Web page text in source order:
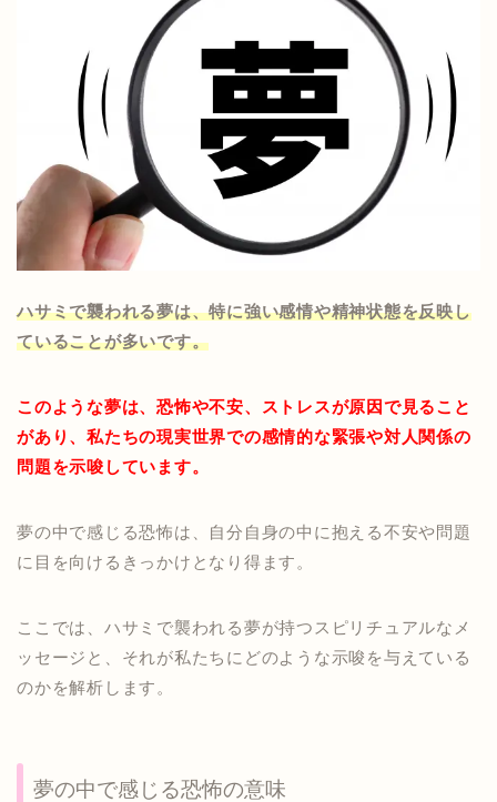
ハサミで襲われる夢は、特に強い感情や精神状態を反映し
ていることが多いです。
このような夢は、恐怖や不安、ストレスが原因で見ること
があり、私たちの現実世界での感情的な緊張や対人関係の
問題を示唆しています。
夢の中で感じる恐怖は、自分自身の中に抱える不安や問題
に目を向けるきっかけとなり得ます。
ここでは、ハサミで襲われる夢が持つスピリチュアルなメ
ッセージと、それが私たちにどのような示唆を与えている
のかを解析します。
夢の中で感じる恐怖の意味